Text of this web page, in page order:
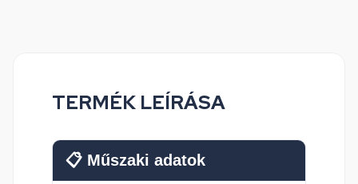
TERMÉK LEÍRÁSA
📋 Műszaki adatok